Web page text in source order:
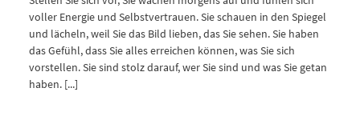
voller Energie und Selbstvertrauen. Sie schauen in den Spiegel
und lächeln, weil Sie das Bild lieben, das Sie sehen. Sie haben
das Gefühl, dass Sie alles erreichen können, was Sie sich
vorstellen. Sie sind stolz darauf, wer Sie sind und was Sie getan
haben. [...]